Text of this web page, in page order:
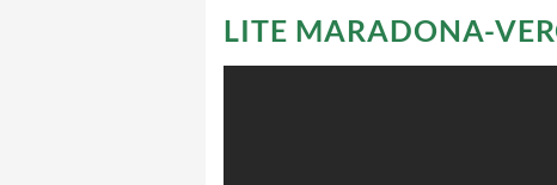
LITE MARADONA-